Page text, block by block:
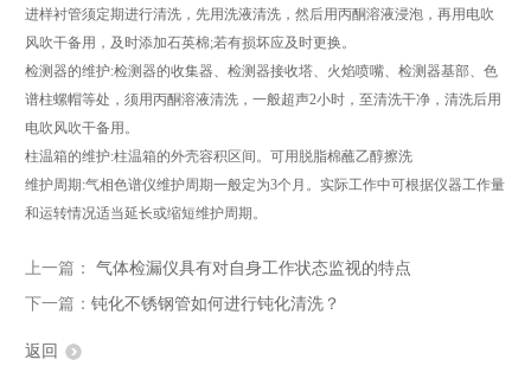
进样衬管须定期进行清洗，先用洗液清洗，然后用丙酮溶液浸泡，再用电吹
风吹干备用，及时添加石英棉;若有损坏应及时更换。
检测器的维护:检测器的收集器、检测器接收塔、火焰喷嘴、检测器基部、色
谱柱螺帽等处，须用丙酮溶液清洗，一般超声2小时，至清洗干净，清洗后用
电吹风吹干备用。
柱温箱的维护:柱温箱的外壳容积区间。可用脱脂棉蘸乙醇擦洗
维护周期:气相色谱仪维护周期一般定为3个月。实际工作中可根据仪器工作量
和运转情况适当延长或缩短维护周期。
上一篇：气体检漏仪具有对自身工作状态监视的特点
下一篇：钝化不锈钢管如何进行钝化清洗？
返回